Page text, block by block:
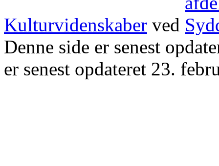
Kulturvidenskaber ved
Denne side er senest
er senest opdateret 23.